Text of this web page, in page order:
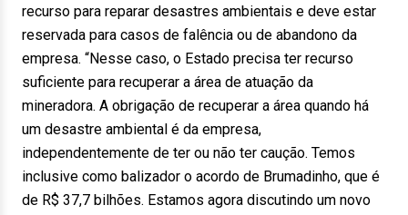
recurso para reparar desastres ambientais e deve estar
reservada para casos de falência ou de abandono da
empresa. “Nesse caso, o Estado precisa ter recurso
suficiente para recuperar a área de atuação da
mineradora. A obrigação de recuperar a área quando há
um desastre ambiental é da empresa,
independentemente de ter ou não ter caução. Temos
inclusive como balizador o acordo de Brumadinho, que é
de R$ 37,7 bilhões. Estamos agora discutindo um novo